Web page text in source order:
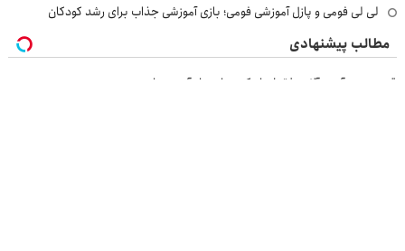
لی لی فومی و پازل آموزشی فومی؛ بازی آموزشی جذاب برای رشد کودکان
مطالب پیشنهادی
قیمت روز آهن آلات فقط با یک تماس از آهن پرایس